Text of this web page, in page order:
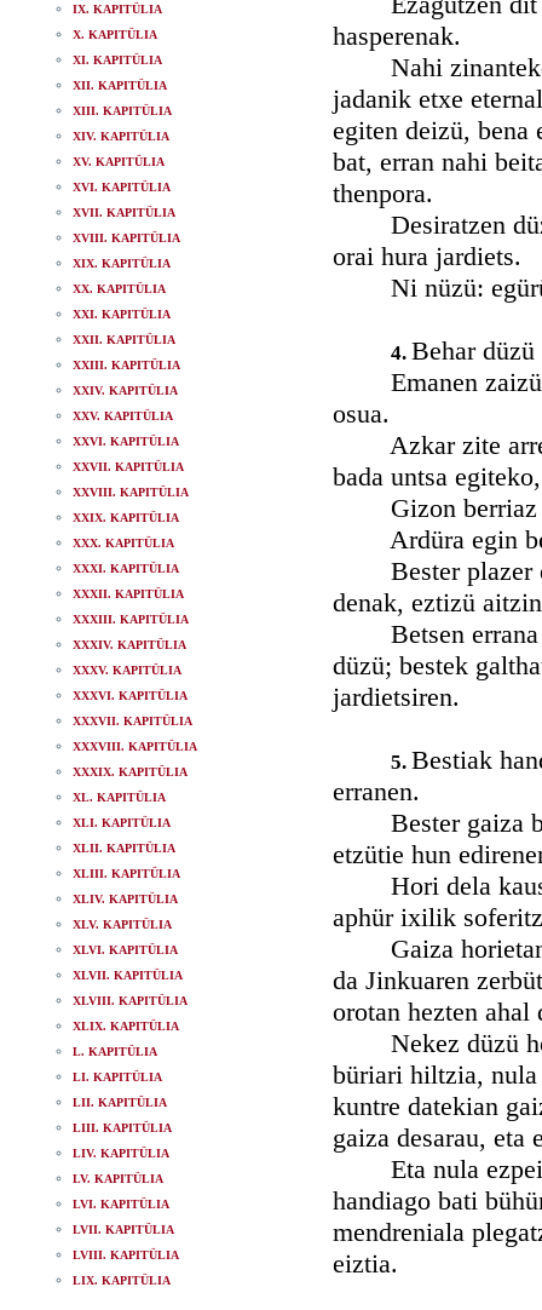
IX. KAPITÜLIA
X. KAPITÜLIA
XI. KAPITÜLIA
XII. KAPITÜLIA
XIII. KAPITÜLIA
XIV. KAPITÜLIA
XV. KAPITÜLIA
XVI. KAPITÜLIA
XVII. KAPITÜLIA
XVIII. KAPITÜLIA
XIX. KAPITÜLIA
XX. KAPITÜLIA
XXI. KAPITÜLIA
XXII. KAPITÜLIA
XXIII. KAPITÜLIA
XXIV. KAPITÜLIA
XXV. KAPITÜLIA
XXVI. KAPITÜLIA
XXVII. KAPITÜLIA
XXVIII. KAPITÜLIA
XXIX. KAPITÜLIA
XXX. KAPITÜLIA
XXXI. KAPITÜLIA
XXXII. KAPITÜLIA
XXXIII. KAPITÜLIA
XXXIV. KAPITÜLIA
XXXV. KAPITÜLIA
XXXVI. KAPITÜLIA
XXXVII. KAPITÜLIA
XXXVIII. KAPITÜLIA
XXXIX. KAPITÜLIA
XL. KAPITÜLIA
XLI. KAPITÜLIA
XLII. KAPITÜLIA
XLIII. KAPITÜLIA
XLIV. KAPITÜLIA
XLV. KAPITÜLIA
XLVI. KAPITÜLIA
XLVII. KAPITÜLIA
XLVIII. KAPITÜLIA
XLIX. KAPITÜLIA
L. KAPITÜLIA
LI. KAPITÜLIA
LII. KAPITÜLIA
LIII. KAPITÜLIA
LIV. KAPITÜLIA
LV. KAPITÜLIA
LVI. KAPITÜLIA
LVII. KAPITÜLIA
LVIII. KAPITÜLIA
LIX. KAPITÜLIA
hasperenak.
Nahi zinanteke
jadanik etxe
egiten deizü, bena
bat, erran nahi
thenpora.
Desiratzen düzü
orai hura jardiets.
Ni nüzü:
4. Behar
Emanen zaizü
osua.
Azkar zite
bada untsa
Gizon berriaz
Ardüra egin
Bester plazer
denak, eztizü
Betsen errana
düzü; bestek
jardietsiren.
5. Bestiak
erranen.
Bester gaiza
etzütie hun
Hori dela kausa
aphür ixilik
Gaiza horietan,
da Jinkuaren
orotan hezten ahal
Nekez düzü
büriari hiltzia, nula
kuntre datekian
gaiza desarau,
Eta nula
handiago bati
mendreniala
eiztia.